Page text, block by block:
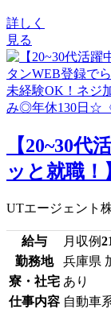
詳しく
見る
【20~30代
ッと就職
UTエージェント
給与 月収例
勤務地
兵庫県
寮・社宅 あり
仕事内容 自動車